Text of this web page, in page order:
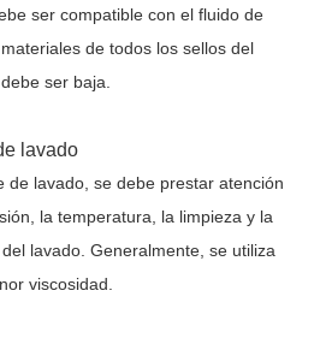
ser compatible con el fluido de
de todos los sellos del
ser baja.
lavado
de lavado, se debe prestar atención
la temperatura, la limpieza y la
lavado. Generalmente, se utiliza
viscosidad.